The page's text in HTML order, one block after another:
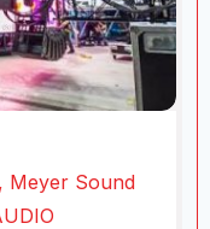
, Meyer Sound